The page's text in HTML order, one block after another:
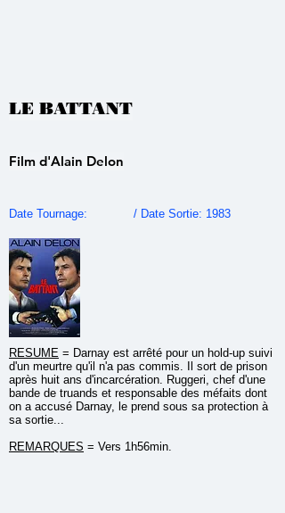
LE BATTANT
Film d'Alain Delon
Date Tournage: / Date Sortie: 1983
RESUME = Darnay est arrêté pour un hold-up suivi
d'un meurtre qu'il n'a pas commis. Il sort de prison
après huit ans d'incarcération. Ruggeri, chef d'une
bande de truands et responsable des méfaits dont
on a accusé Darnay, le prend sous sa protection à
sa sortie...
REMARQUES = Vers 1h56min.